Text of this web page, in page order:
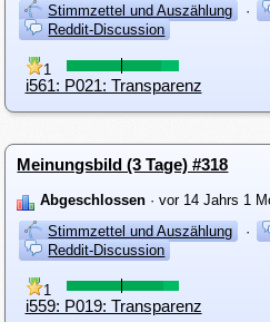
Stimmzettel und Auszählung
·
Reddit-Discussion
1
i561: P021: Transparenz
Meinungsbild (3 Tage) #318
Abgeschlossen · vor 14 Jahrs 1
Stimmzettel und Auszählung
·
Reddit-Discussion
1
i559: P019: Transparenz